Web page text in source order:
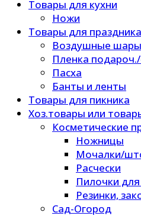
Товары для кухни
Ножи
Товары для праздника
Воздушные шары
Пленка
Пасха
Банты и ленты
Товары для пикника
Хоз.товары или
Косметические
Ножницы
Мочалки/
Расчески
Пилочки
Резинки,
Сад-Огород